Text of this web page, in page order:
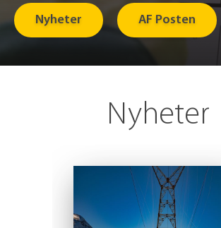
Nyheter AF Posten
Nyheter